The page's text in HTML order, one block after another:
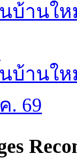
บ้านใ
บ้านใ
. 69